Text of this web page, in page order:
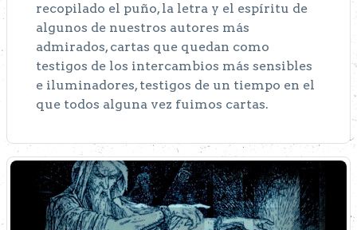
recopilado el puño, la letra y el espíritu de
algunos de nuestros autores más
admirados, cartas que quedan como
testigos de los intercambios más sensibles
e iluminadores, testigos de un tiempo en el
que todos alguna vez fuimos cartas.